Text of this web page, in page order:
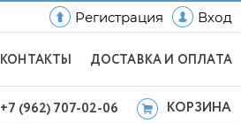
Регистрация Вход
КОНТАКТЫ ДОСТАВКА И ОПЛАТА
+7 (962) 707-02-06 КОРЗИНА